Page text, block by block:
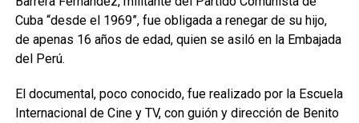
Cuba “desde el 1969”, fue obligada a renegar de su hijo,
de apenas 16 años de edad, quien se asiló en la Embajada
del Perú.
El documental, poco conocido, fue realizado por la Escuela
Internacional de Cine y TV, con guión y dirección de Benito